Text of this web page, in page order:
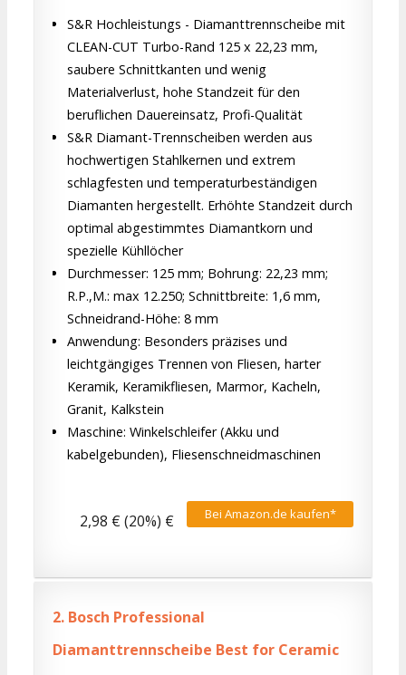
S&R Hochleistungs - Diamanttrennscheibe mit
CLEAN-CUT Turbo-Rand 125 x 22,23 mm,
saubere Schnittkanten und wenig
Materialverlust, hohe Standzeit für den
beruflichen Dauereinsatz, Profi-Qualität
S&R Diamant-Trennscheiben werden aus
hochwertigen Stahlkernen und extrem
schlagfesten und temperaturbeständigen
Diamanten hergestellt. Erhöhte Standzeit durch
optimal abgestimmtes Diamantkorn und
spezielle Kühllöcher
Durchmesser: 125 mm; Bohrung: 22,23 mm;
R.P.,M.: max 12.250; Schnittbreite: 1,6 mm,
Schneidrand-Höhe: 8 mm
Anwendung: Besonders präzises und
leichtgängiges Trennen von Fliesen, harter
Keramik, Keramikfliesen, Marmor, Kacheln,
Granit, Kalkstein
Maschine: Winkelschleifer (Akku und
kabelgebunden), Fliesenschneidmaschinen
Bei Amazon.de kaufen*
2,98 € (20%) €
2. Bosch Professional
Diamanttrennscheibe Best for Ceramic